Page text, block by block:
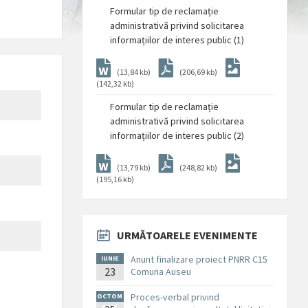
Formular tip de reclamație
administrativă privind solicitarea
informațiilor de interes public (1)
(13,84 kb)
(206,69 kb)
(142,32 kb)
Formular tip de reclamație
administrativă privind solicitarea
informațiilor de interes public (2)
(13,79 kb)
(248,82 kb)
(195,16 kb)
URMĂTOARELE EVENIMENTE
IUNIE
23
Anunt finalizare proiect PNRR C15
Comuna Auseu
OCTOM
Proces-verbal privind